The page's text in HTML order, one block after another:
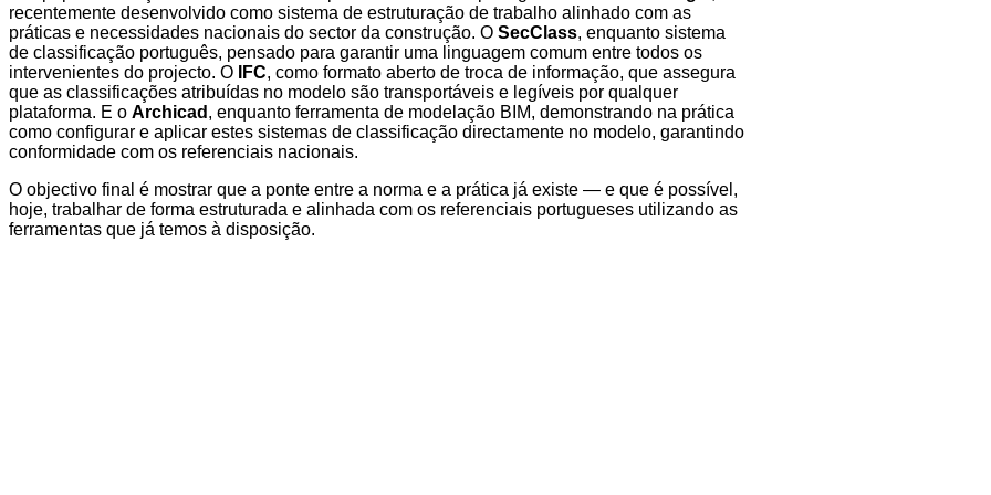
recentemente desenvolvido como sistema de estruturação de trabalho alinhado com as
práticas e necessidades nacionais do sector da construção. O SecClass, enquanto sistema
de classificação português, pensado para garantir uma linguagem comum entre todos os
intervenientes do projecto. O
IFC, como formato aberto de troca de informação, que assegura
que as classificações atribuídas no modelo são transportáveis e legíveis por qualquer
plataforma. E o Archicad , enquanto ferramenta de modelação BIM, demonstrando na prática
como configurar e aplicar estes sistemas de classificação directamente no modelo, garantindo
conformidade com os referenciais nacionais.
O objectivo final é mostrar que a ponte entre a norma e a prática já existe — e que é possível,
hoje, trabalhar de forma estruturada e alinhada com os referenciais portugueses utilizando as
ferramentas que já temos à disposição.